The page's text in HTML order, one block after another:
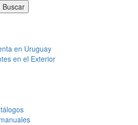
Buscar
en Uruguay
en el Exterior